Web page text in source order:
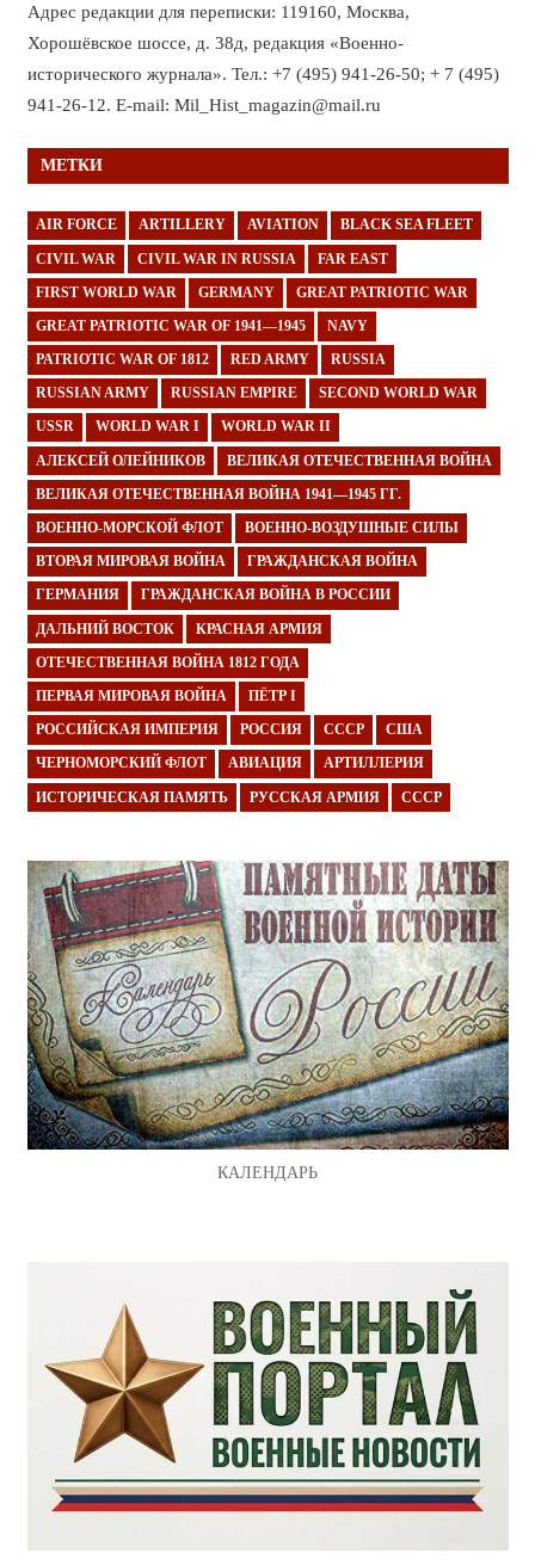
Адрес редакции для переписки: 119160, Москва,
Хорошёвское шоссе, д. 38д, редакция «Военно-
исторического журнала». Тел.: +7 (495) 941-26-50; + 7 (495)
941-26-12. E-mail: Mil_Hist_magazin@mail.ru
МЕТКИ
AIR FORCE ARTILLERY AVIATION BLACK SEA FLEET
CIVIL WAR CIVIL WAR IN RUSSIA FAR EAST
FIRST WORLD WAR GERMANY GREAT PATRIOTIC WAR
GREAT PATRIOTIC WAR OF 1941—1945 NAVY
PATRIOTIC WAR OF 1812 RED ARMY RUSSIA
RUSSIAN ARMY RUSSIAN EMPIRE SECOND WORLD WAR
USSR WORLD WAR I WORLD WAR II
АЛЕКСЕЙ ОЛЕЙНИКОВ ВЕЛИКАЯ ОТЕЧЕСТВЕННАЯ ВОЙНА
ВЕЛИКАЯ ОТЕЧЕСТВЕННАЯ ВОЙНА 1941—1945 ГГ.
ВОЕННО-МОРСКОЙ ФЛОТ ВОЕННО-ВОЗДУШНЫЕ СИЛЫ
ВТОРАЯ МИРОВАЯ ВОЙНА ГРАЖДАНСКАЯ ВОЙНА
ГЕРМАНИЯ ГРАЖДАНСКАЯ ВОЙНА В РОССИИ
ДАЛЬНИЙ ВОСТОК КРАСНАЯ АРМИЯ
ОТЕЧЕСТВЕННАЯ ВОЙНА 1812 ГОДА
ПЕРВАЯ МИРОВАЯ ВОЙНА ПЁТР I
РОССИЙСКАЯ ИМПЕРИЯ РОССИЯ СССР США
ЧЕРНОМОРСКИЙ ФЛОТ АВИАЦИЯ АРТИЛЛЕРИЯ
ИСТОРИЧЕСКАЯ ПАМЯТЬ РУССКАЯ АРМИЯ СССР
КАЛЕНДАРЬ